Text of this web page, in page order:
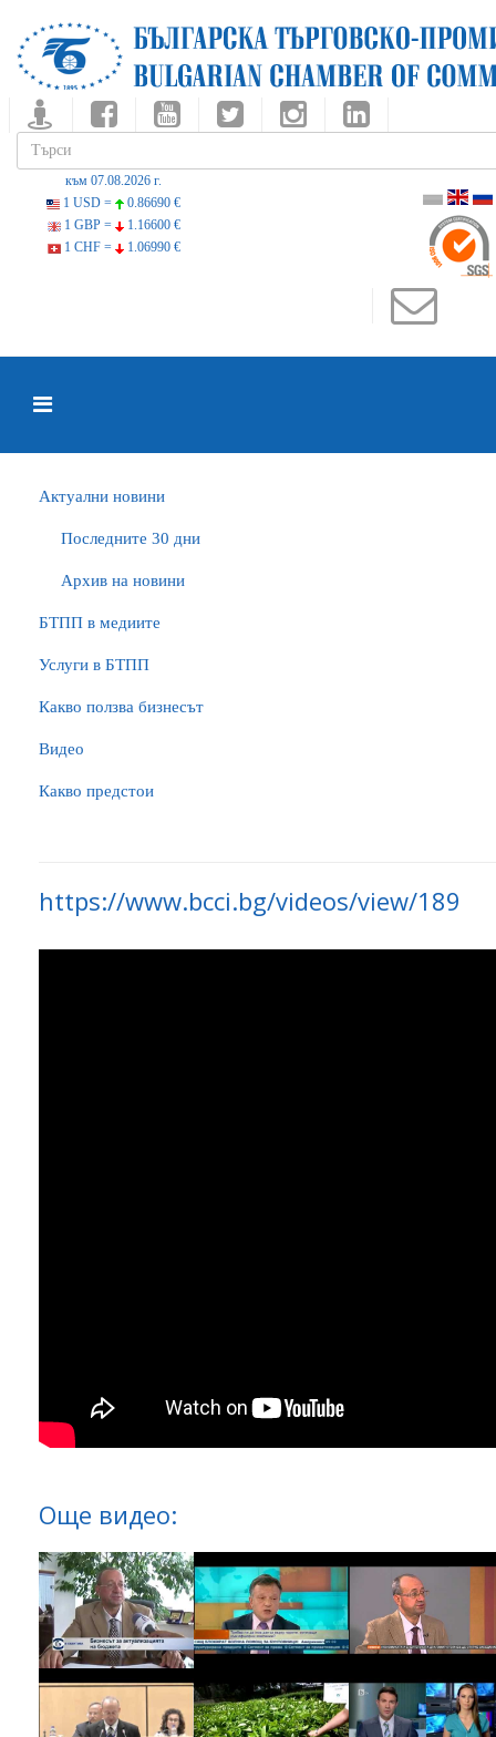
към 07.08.2026 г.
1 USD =
0.86690 €
1 GBP =
1.16600 €
1 CHF =
1.06990 €
Актуални новини
Последните 30 дни
Архив на новини
БTПП в медиите
Услуги в БТПП
Какво ползва бизнесът
Видео
Какво предстои
https://www.bcci.bg/videos/view/189
Още видео: